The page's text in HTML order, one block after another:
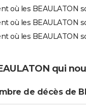
où les BEAULATON
où les BEAULATON
où les BEAULATON
qui
de décès de